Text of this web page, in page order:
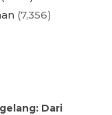
(7,356)
Dari